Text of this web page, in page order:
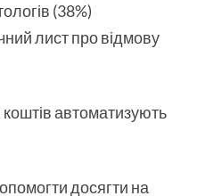
(38%)
лист про відмову
автоматизують
досягти на